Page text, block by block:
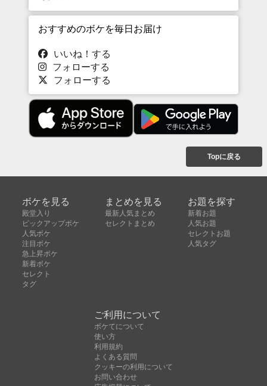
おすすめのボケを毎日お届け
いいね！する
フォローする
フォローする
Topに戻る
ボケを見る
殿堂入り
ピックアップボケ
人気ボケ
注目ボケ
急上昇ボケ
新着ボケ
セレクト
タグ
まとめを見る
最新人気まとめ
セレクトまとめ
お題を探す
新着お題
人気お題
セレクトお題
人気タグ
ご利用について
ボケてについて
使い方
利用規約
よくある質問
クッキーの利用について
お問い合わせ